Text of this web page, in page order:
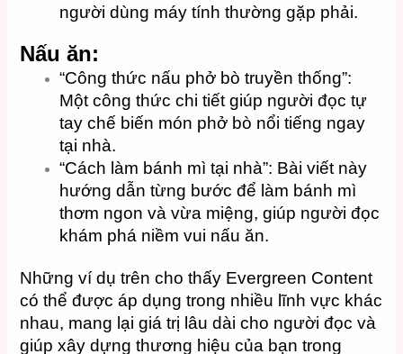
người dùng máy tính thường gặp phải.
Nấu ăn:
“Công thức nấu phở bò truyền thống”:
Một công thức chi tiết giúp người đọc tự
tay chế biến món phở bò nổi tiếng ngay
tại nhà.
“Cách làm bánh mì tại nhà”: Bài viết này
hướng dẫn từng bước để làm bánh mì
thơm ngon và vừa miệng, giúp người đọc
khám phá niềm vui nấu ăn.
Những ví dụ trên cho thấy Evergreen Content
có thể được áp dụng trong nhiều lĩnh vực khác
nhau, mang lại giá trị lâu dài cho người đọc và
giúp xây dựng thương hiệu của bạn trong